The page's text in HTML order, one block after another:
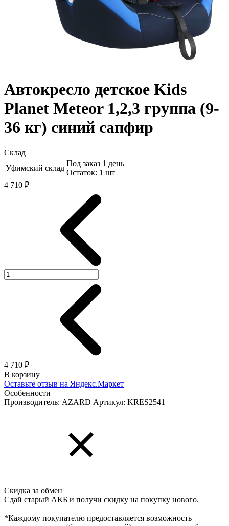
Автокресло детское Kids
Planet Meteor 1,2,3 группа (9-
36 кг) синий сапфир
Склад
Уфимский склад
Под заказ 1 день
Остаток: 1 шт
4 710 ₽
4 710 ₽
В корзину
Оставьте отзыв на Яндекс.Маркет
Особенности
Производитель: AZARD Артикул: KRES2541
Скидка за обмен
Сдай старый АКБ и получи скидку на покупку нового.
*Каждому покупателю предоставляется возможность